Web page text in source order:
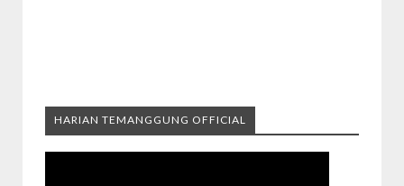
HARIAN TEMANGGUNG OFFICIAL